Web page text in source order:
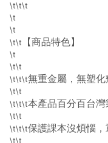
\t\t\t
\t
\t
\t\t
【商品特色】
\t
\t\t
\t\t\t無重金屬，無塑化
\t\t
\t\t\t本產品百分百台灣
\t\t
\t\t\t保護課本沒煩惱
\t\t